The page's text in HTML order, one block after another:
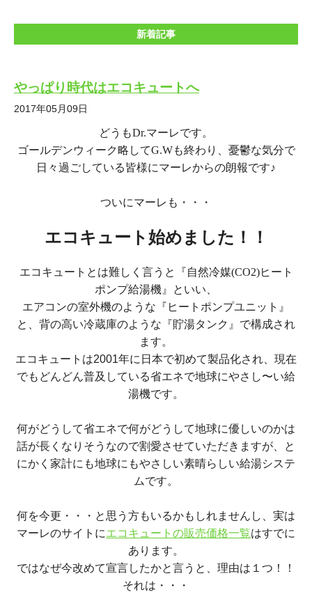
新着記事
やっぱり時代はエコキュートへ
2017年05月09日
どうもDr.マーレです。
ゴールデンウィーク略してG.Wも終わり、憂鬱な気分で
日々過ごしている皆様にマーレからの朗報です♪
ついにマーレも・・・
エコキュート始めました！！
エコキュートとは難しく言うと『自然冷媒(CO2)ヒート
ポンプ給湯機』といい、
エアコンの室外機のような『ヒートポンプユニット』
と、背の高い冷蔵庫のような『貯湯タンク』で構成され
ます。
エコキュートは2001年に日本で初めて製品化され、現在
でもどんどん普及している省エネで地球にやさし〜い給
湯機です。
何がどうして省エネで何がどうして地球に優しいのかは
話が長くなりそうなので割愛させていただきますが、と
にかく家計にも地球にもやさしい素晴らしい給湯システ
ムです。
何を今更・・・と思う方もいるかもしれませんし、実は
マーレのサイトにエコキュートの販売価格一覧はすでに
あります。
ではなぜ今改めて宣言したかと言うと、理由は１つ！！
それは・・・